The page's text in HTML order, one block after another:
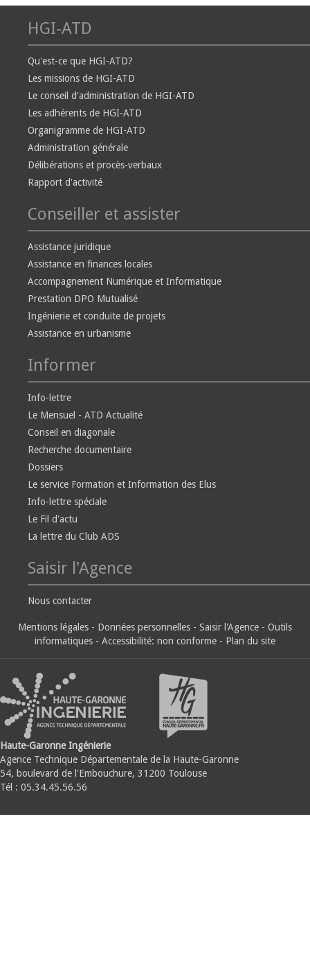
HGI-ATD
Qu'est-ce que HGI-ATD?
Les missions de HGI-ATD
Le conseil d'administration de HGI-ATD
Les adhérents de HGI-ATD
Organigramme de HGI-ATD
Administration générale
Délibérations et procès-verbaux
Rapport d'activité
Conseiller et assister
Assistance juridique
Assistance en finances locales
Accompagnement Numérique et Informatique
Prestation DPO Mutualisé
Ingénierie et conduite de projets
Assistance en urbanisme
Informer
Info-lettre
Le Mensuel - ATD Actualité
Conseil en diagonale
Recherche documentaire
Dossiers
Le service Formation et Information des Elus
Info-lettre spéciale
Le Fil d'actu
La lettre du Club ADS
Saisir l'Agence
Nous contacter
Mentions légales - Données personnelles - Saisir l'Agence - Outils
informatiques - Accessibilité: non conforme - Plan du site
Haute-Garonne Ingénierie
Agence Technique Départementale de la Haute-Garonne
54, boulevard de l'Embouchure, 31200 Toulouse
Tél : 05.34.45.56.56